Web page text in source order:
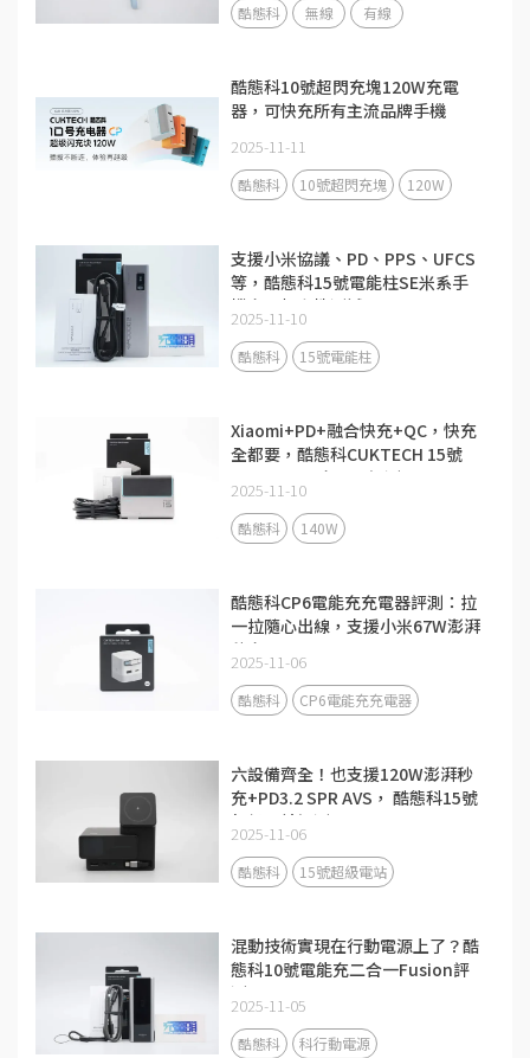
酷態科 無線 有線
酷態科10號超閃充塊120W充電
器，可快充所有主流品牌手機
2025-11-11
酷態科 10號超閃充塊 120W
支援小米協議、PD、PPS、UFCS
等，酷態科15號電能柱SE米系手
機充電相容性測試
2025-11-10
酷態科 15號電能柱
Xiaomi+PD+融合快充+QC，快充
全都要，酷態科CUKTECH 15號
140W 3C1A充電器評測
2025-11-10
酷態科 140W
酷態科CP6電能充充電器評測：拉
一拉隨心出線，支援小米67W澎湃
秒充！
2025-11-06
酷態科 CP6電能充充電器
六設備齊全！也支援120W澎湃秒
充+PD3.2 SPR AVS， 酷態科15號
超級電站評測
2025-11-06
酷態科 15號超級電站
混動技術實現在行動電源上了？酷
態科10號電能充二合一Fusion評
測
2025-11-05
酷態科 科行動電源